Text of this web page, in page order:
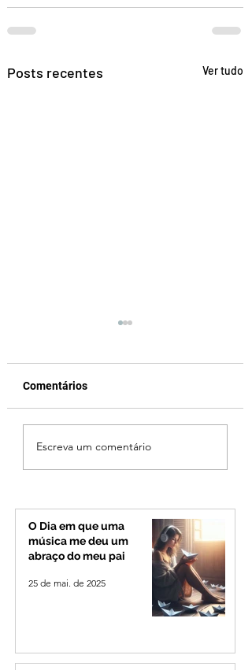
Posts recentes Ver tudo
Vereador Edinho é
encontrado morto em
Uberlândia; polícia
Comentários
Escreva um comentário
O Dia em que uma
música me deu um
abraço do meu pai
25 de mai. de 2025